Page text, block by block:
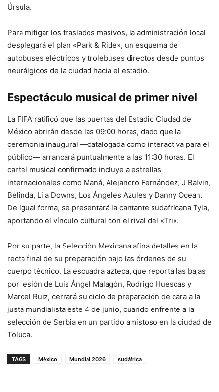
Úrsula.
Para mitigar los traslados masivos, la administración local
desplegará el plan «Park & Ride», un esquema de
autobuses eléctricos y trolebuses directos desde puntos
neurálgicos de la ciudad hacia el estadio.
Espectáculo musical de primer nivel
La FIFA ratificó que las puertas del Estadio Ciudad de
México abrirán desde las 09:00 horas, dado que la
ceremonia inaugural —catalogada como interactiva para el
público— arrancará puntualmente a las 11:30 horas. El
cartel musical confirmado incluye a estrellas
internacionales como Maná, Alejandro Fernández, J Balvin,
Belinda, Lila Downs, Los Ángeles Azules y Danny Ocean.
De igual forma, se presentará la cantante sudafricana Tyla,
aportando el vínculo cultural con el rival del «Tri».
Por su parte, la Selección Mexicana afina detalles en la
recta final de su preparación bajo las órdenes de su
cuerpo técnico. La escuadra azteca, que reporta las bajas
por lesión de Luis Ángel Malagón, Rodrigo Huescas y
Marcel Ruiz, cerrará su ciclo de preparación de cara a la
justa mundialista este 4 de junio, cuando enfrente a la
selección de Serbia en un partido amistoso en la ciudad de
Toluca.
TAGS México Mundial 2026 sudáfrica